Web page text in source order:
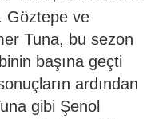
Göztepe ve
Tuna, bu sezon
başına geçti
ardından
gibi Şenol